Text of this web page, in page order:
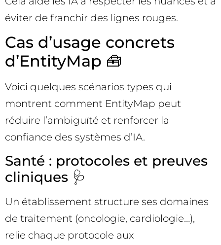
éviter de franchir des lignes rouges.
Cas d’usage concrets
d’EntityMap 🧰
Voici quelques scénarios types qui
montrent comment EntityMap peut
réduire l’ambiguïté et renforcer la
confiance des systèmes d’IA.
Santé : protocoles et preuves
cliniques 🩺
Un établissement structure ses domaines
de traitement (oncologie, cardiologie…),
relie chaque protocole aux